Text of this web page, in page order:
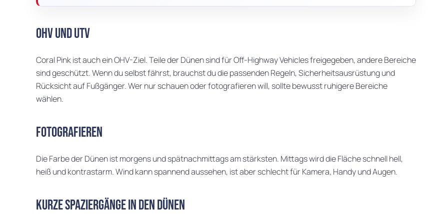
OHV und UTV
Coral Pink ist auch ein OHV-Ziel. Teile der Dünen sind für Off-Highway Vehicles freigegeben, andere Bereiche
sind geschützt. Wenn du selbst fährst, brauchst du die passenden Regeln, Sicherheitsausrüstung und
Rücksicht auf Fußgänger. Wer nur schauen oder fotografieren will, sollte bewusst ruhigere Bereiche
wählen.
Fotografieren
Die Farbe der Dünen ist morgens und spätnachmittags am stärksten. Mittags wird die Fläche schnell hell,
heiß und kontrastarm. Wind kann spannend aussehen, ist aber schlecht für Kamera, Handy und Augen.
Kurze Spaziergänge in den Dünen